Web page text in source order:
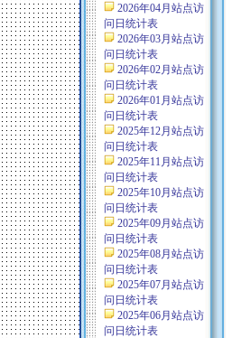
2026年04月站点访
问日统计表
2026年03月站点访
问日统计表
2026年02月站点访
问日统计表
2026年01月站点访
问日统计表
2025年12月站点访
问日统计表
2025年11月站点访
问日统计表
2025年10月站点访
问日统计表
2025年09月站点访
问日统计表
2025年08月站点访
问日统计表
2025年07月站点访
问日统计表
2025年06月站点访
问日统计表